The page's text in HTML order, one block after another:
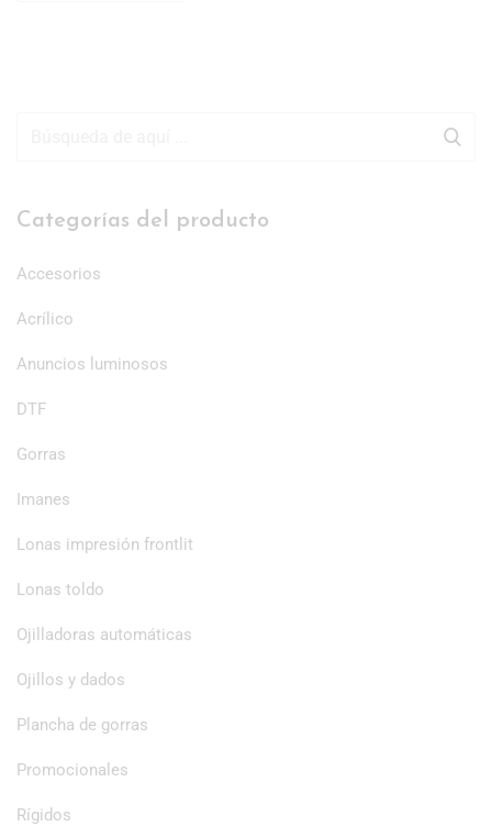
Categorías del producto
Accesorios
Acrílico
Anuncios luminosos
DTF
Gorras
Imanes
Lonas impresión frontlit
Lonas toldo
Ojilladoras automáticas
Ojillos y dados
Plancha de gorras
Promocionales
Rígidos